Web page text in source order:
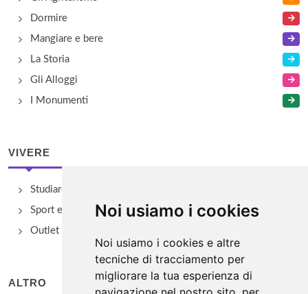
Noi usiamo i cookies
Noi usiamo i cookies e altre
tecniche di tracciamento per
migliorare la tua esperienza di
Dormire
Mangiare e bere
La Storia
Gli Alloggi
I Monumenti
VIVERE
Studiare
Sport e Benessere
Outlet e spacci aziendali
ALTRO